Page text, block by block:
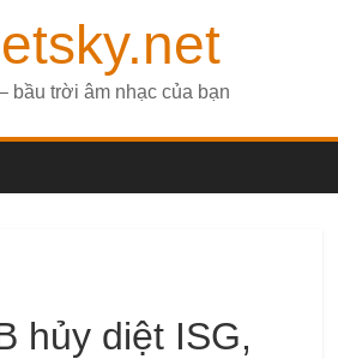
bầu trời âm nhạc của bạn
hủy diệt ISG,